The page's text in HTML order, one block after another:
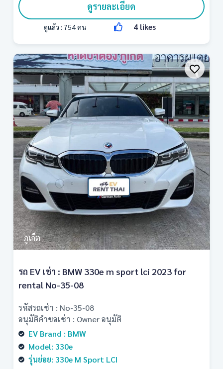
ดูรายละเอียด
ดูแล้ว : 754คน 4 likes
ภูเก็ต
รถ EV เช่า : BMW 330e m sport lci 2023 for
rental No-35-08
รหัสรถเช่า : No-35-08
อนุมัติคำขอเช่า : Owner อนุมัติ
EV Brand : BMW
Model: 330e
รุ่นย่อย: 330e M Sport LCI